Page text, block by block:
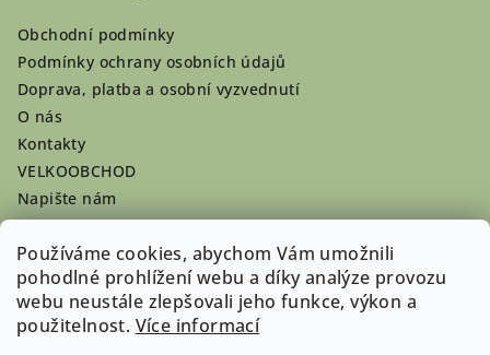
Používáme cookies, abychom Vám umožnili
pohodlné prohlížení webu a díky analýze provozu
webu neustále zlepšovali jeho funkce, výkon a
použitelnost. Více informací
Obchodní podmínky
Podmínky ochrany osobních údajů
Doprava, platba a osobní vyzvednutí
O nás
Kontakty
VELKOOBCHOD
Napište nám
Hodnocení obchodu
Registrace se vyplatí!
Pamlsky na míru
Nepřevzaté dobírky